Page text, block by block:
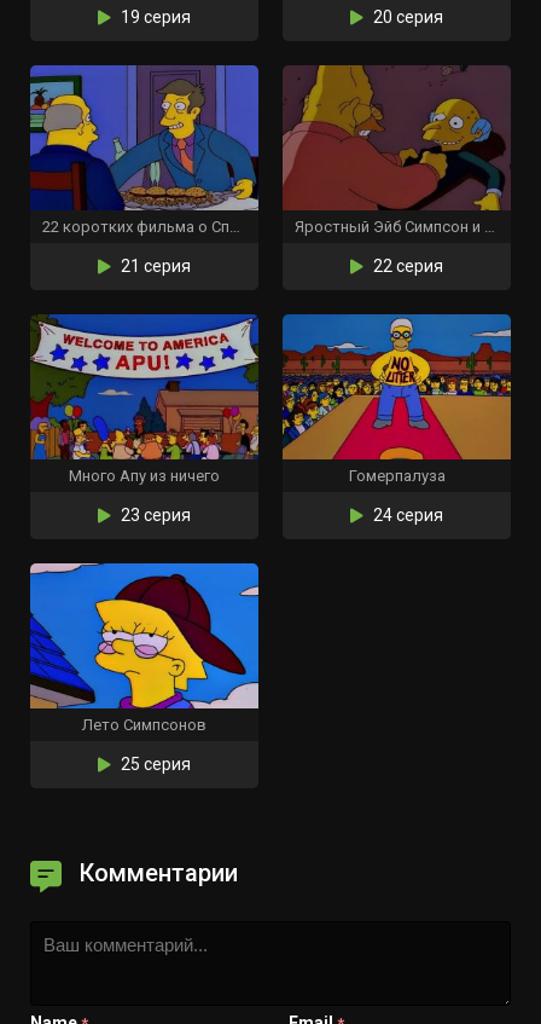
19 серия 20 серия
22 коротких фильма о Спрингфилде
21 серия
Яростный Эйб Симпсон и его ворчливый внук в «Проклятии летучих адских рыб»
22 серия
Много Апу из ничего
23 серия
Гомерпалуза
24 серия
Лето Симпсонов
25 серия
Комментарии